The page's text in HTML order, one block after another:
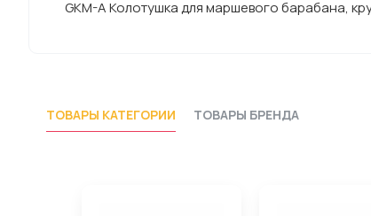
GKM-A Колотушка для маршевого барабана,
ТОВАРЫ КАТЕГОРИИ ТОВАРЫ БРЕНДА